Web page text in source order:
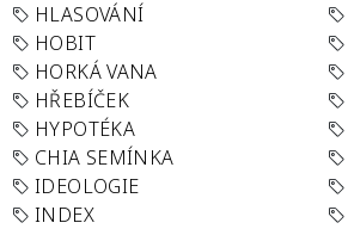
HLASOVÁNÍ
HOBIT
HORKÁ VANA
HŘEBÍČEK
HYPOTÉKA
CHIA SEMÍNKA
IDEOLOGIE
INDEX